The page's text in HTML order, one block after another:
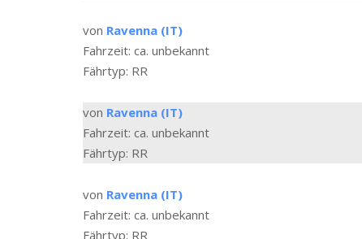
von Ravenna (IT)
Fahrzeit: ca. unbekannt
Fährtyp: RR
von Ravenna (IT)
Fahrzeit: ca. unbekannt
Fährtyp: RR
von Ravenna (IT)
Fahrzeit: ca. unbekannt
Fährtyp: RR